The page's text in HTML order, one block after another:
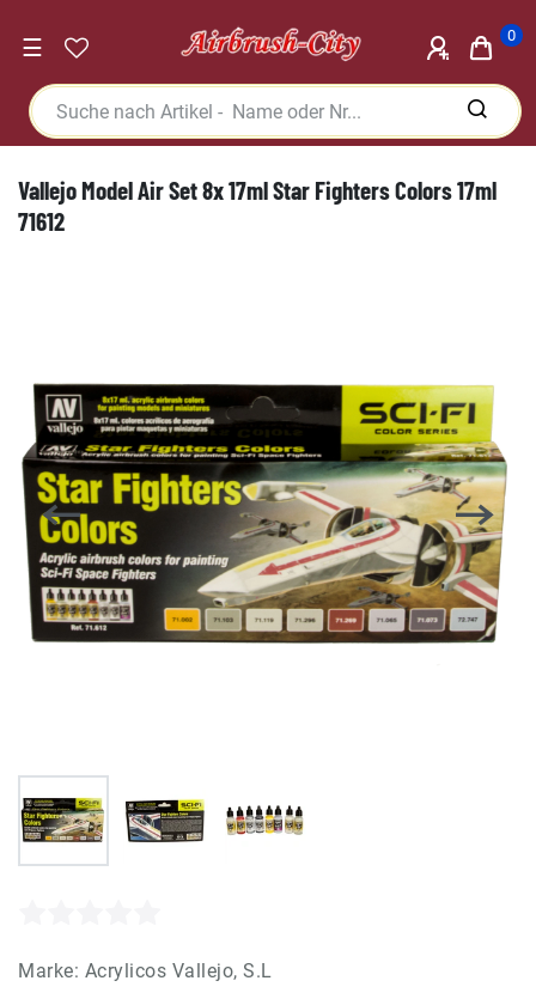
☰ 0
Vallejo Model Air Set 8x 17ml Star Fighters Colors 17ml
71612
Marke: Acrylicos Vallejo, S.L